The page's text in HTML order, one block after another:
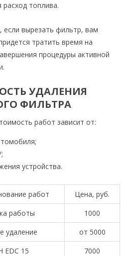
расход топлива.
если вырезать фильтр, вам
тратить время на
процедуры активной
УДАЛЕНИЯ
ФИЛЬТРА
работ зависит от:
устройства.
работ
Цена, руб.
работы
1000
удаление
от 5000
EDC 15
7000